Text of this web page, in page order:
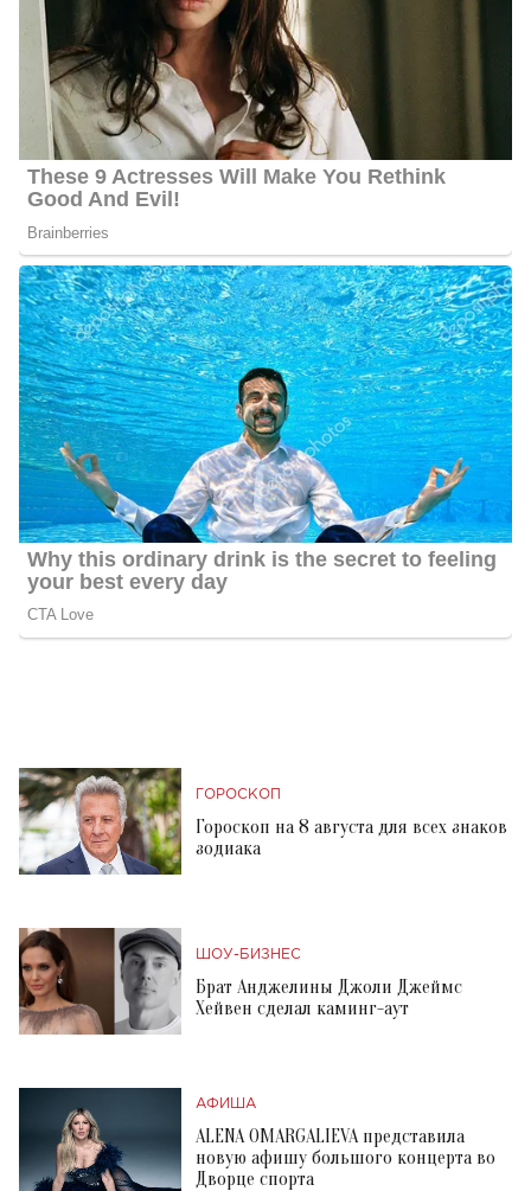
ГОРОСКОП
Гороскоп на 8 августа для всех знаков
зодиака
ШОУ-БИЗНЕС
Брат Анджелины Джоли Джеймс
Хейвен сделал каминг-аут
АФИША
ALENA OMARGALIEVA представила
новую афишу большого концерта во
Дворце спорта